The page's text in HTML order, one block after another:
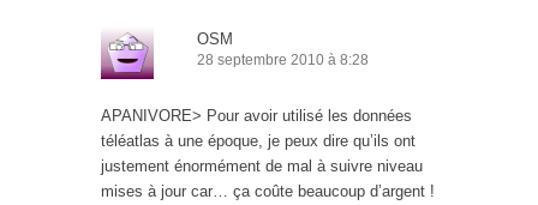
OSM
28 septembre 2010 à 8:28
APANIVORE> Pour avoir utilisé les données
téléatlas à une époque, je peux dire qu’ils ont
justement énormément de mal à suivre niveau
mises à jour car… ça coûte beaucoup d’argent !